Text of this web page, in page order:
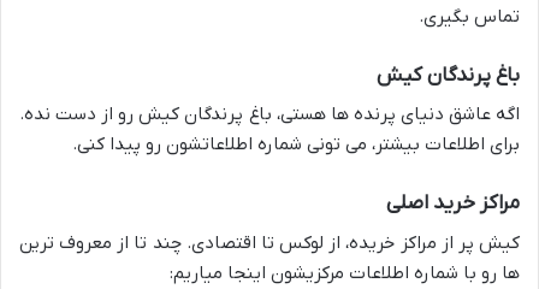
تماس بگیری.
باغ پرندگان کیش
اگه عاشق دنیای پرنده ها هستی، باغ پرندگان کیش رو از دست نده.
برای اطلاعات بیشتر، می تونی شماره اطلاعاتشون رو پیدا کنی.
مراکز خرید اصلی
کیش پر از مراکز خریده، از لوکس تا اقتصادی. چند تا از معروف ترین
ها رو با شماره اطلاعات مرکزیشون اینجا میاریم: